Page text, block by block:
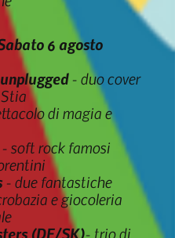
6 agosto
- duo cover
di magia e
- soft rock famosi
- due fantastiche
e giocoleria
(DE/SK)- trio di